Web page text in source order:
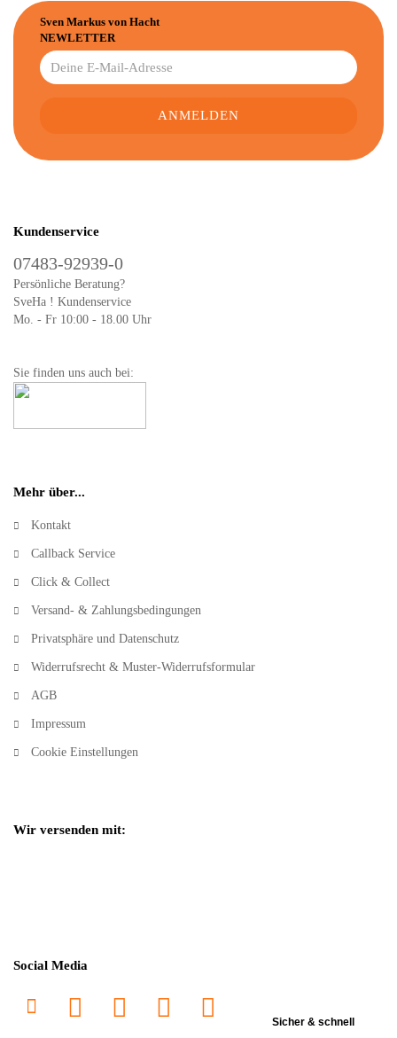
Sven Markus von Hacht
NEWLETTER
Kundenservice
07483-92939-0
Persönliche Beratung?
SveHa ! Kundenservice
Mo. - Fr 10:00 - 18.00 Uhr
Sie finden uns auch bei:
Mehr über...
Kontakt
Callback Service
Click & Collect
Versand- & Zahlungsbedingungen
Privatsphäre und Datenschutz
Widerrufsrecht & Muster-Widerrufsformular
AGB
Impressum
Cookie Einstellungen
Wir versenden mit:
Social Media
Sicher & schnell